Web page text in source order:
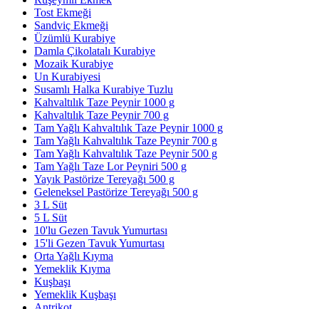
Tost Ekmeği
Sandviç Ekmeği
Üzümlü Kurabiye
Damla Çikolatalı Kurabiye
Mozaik Kurabiye
Un Kurabiyesi
Susamlı Halka Kurabiye Tuzlu
Kahvaltılık Taze Peynir 1000 g
Kahvaltılık Taze Peynir 700 g
Tam Yağlı Kahvaltılık Taze Peynir 1000 g
Tam Yağlı Kahvaltılık Taze Peynir 700 g
Tam Yağlı Kahvaltılık Taze Peynir 500 g
Tam Yağlı Taze Lor Peyniri 500 g
Yayık Pastörize Tereyağı 500 g
Geleneksel Pastörize Tereyağı 500 g
3 L Süt
5 L Süt
10'lu Gezen Tavuk Yumurtası
15'li Gezen Tavuk Yumurtası
Orta Yağlı Kıyma
Yemeklik Kıyma
Kuşbaşı
Yemeklik Kuşbaşı